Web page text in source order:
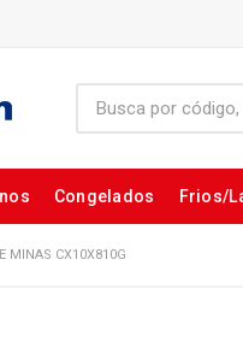
Congelados Frios/
MINAS CX10X810G